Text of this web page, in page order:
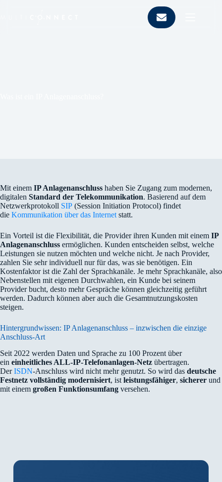
Mit einem IP Anlagenanschluss haben Sie Zugang zum modernen,
digitalen Standard der Telekommunikation. Basierend auf dem
Netzwerkprotokoll SIP (Session Initiation Protocol) findet
die Kommunikation über das Internet statt.
Ein Vorteil ist die Flexibilität, die Provider ihren Kunden mit einem IP
Anlagenanschluss ermöglichen. Kunden entscheiden selbst, welche
Leistungen sie nutzen möchten und welche nicht. Je nach Provider,
zahlen Sie sehr individuell nur für das, was sie benötigen. Ein
Kostenfaktor ist die Zahl der Sprachkanäle. Je mehr Sprachkanäle, also
Nebenstellen mit eigenen Durchwahlen, ein Kunde bei seinem
Provider bucht, desto mehr Gespräche können gleichzeitig geführt
werden. Dadurch können aber auch die Gesamtnutzungskosten
steigen.
Hintergrundwissen: IP Anlagenanschluss – inzwischen die einzige
Anschluss-Art
Seit 2022 werden Daten und Sprache zu 100 Prozent über
ein einheitliches ALL-IP-Telefonanlagen-Netz übertragen.
DerISDN-Anschluss wird nicht mehr genutzt. So wird das deutsche
Festnetz vollständig modernisiert, ist leistungsfähiger, sicherer und
mit einem großen Funktionsumfang versehen.